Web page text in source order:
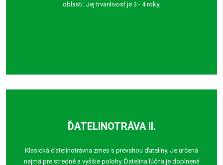
oblasti. Jej trvanlivosť je 3 - 4 roky.
ĎATELINOTRÁVA II.
Klasická ďatelinotrávna zmes s prevahou ďateliny. Je určená
najmä pre stredné a vyššie polohy. Ďatelina lúčna je doplnená